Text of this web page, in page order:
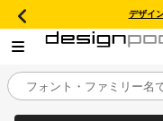
デザイ